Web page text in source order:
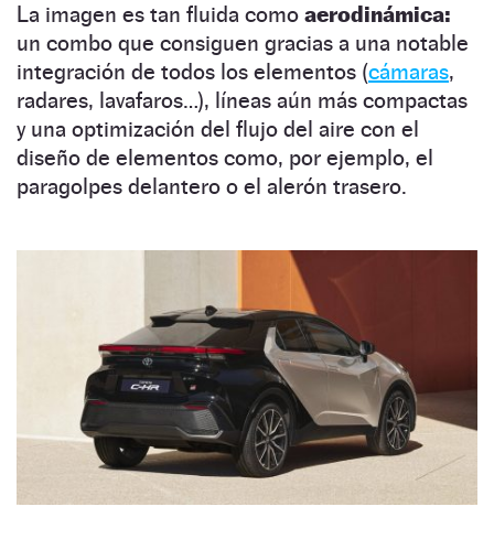
La imagen es tan fluida como aerodinámica:
un combo que consiguen gracias a una notable
integración de todos los elementos (cámaras,
radares, lavafaros…), líneas aún más compactas
y una optimización del flujo del aire con el
diseño de elementos como, por ejemplo, el
paragolpes delantero o el alerón trasero.